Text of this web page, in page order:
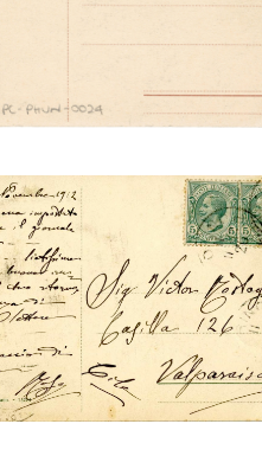
dei Lavori a fine Marzo.
del Brasile e
(Uruguay, Equatore)